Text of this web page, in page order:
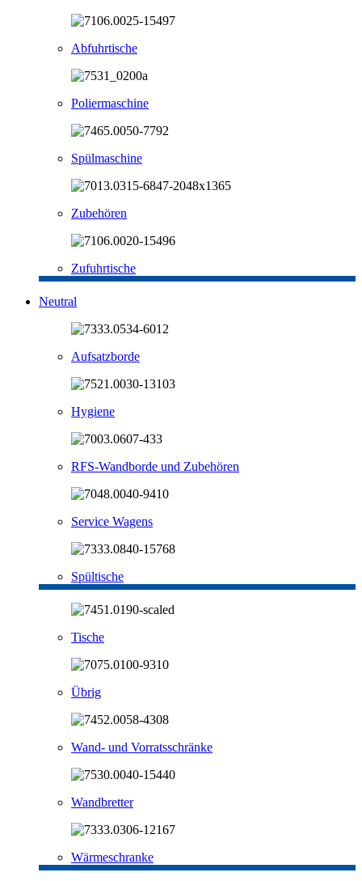
Abfuhrtische
Poliermaschine
Spülmaschine
Zubehören
Zufuhrtische
Neutral
Aufsatzborde
Hygiene
RFS-Wandborde und Zubehören
Service Wagens
Spültische
Tische
Übrig
Wand- und Vorratsschränke
Wandbretter
Wärmeschranke